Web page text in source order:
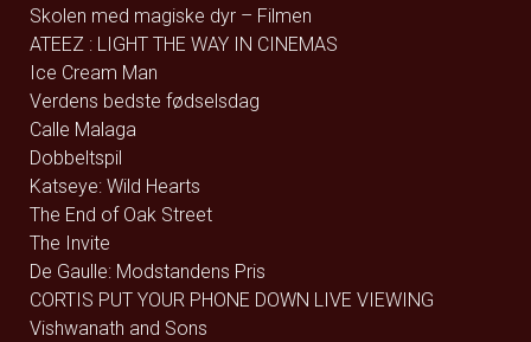
Skolen med magiske dyr – Filmen
ATEEZ : LIGHT THE WAY IN CINEMAS
Ice Cream Man
Verdens bedste fødselsdag
Calle Malaga
Dobbeltspil
Katseye: Wild Hearts
The End of Oak Street
The Invite
De Gaulle: Modstandens Pris
CORTIS PUT YOUR PHONE DOWN LIVE VIEWING
Vishwanath and Sons